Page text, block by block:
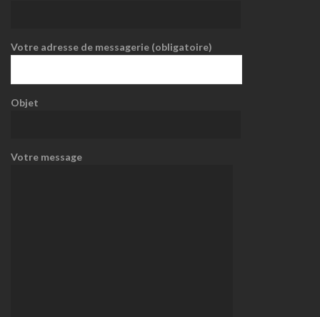
Votre adresse de messagerie (obligatoire)
Objet
Votre message